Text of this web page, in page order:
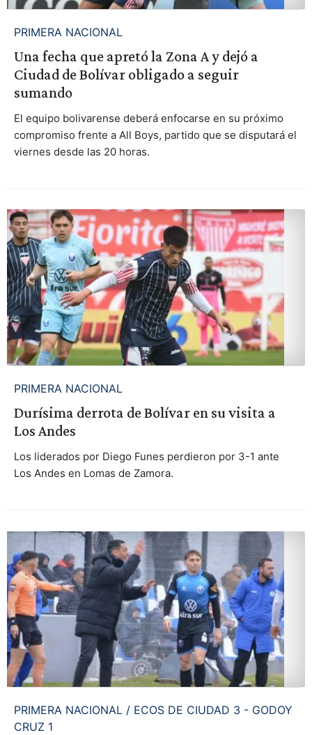
PRIMERA NACIONAL
Una fecha que apretó la Zona A y dejó a
Ciudad de Bolívar obligado a seguir
sumando
El equipo bolivarense deberá enfocarse en su próximo
compromiso frente a All Boys, partido que se disputará el
viernes desde las 20 horas.
PRIMERA NACIONAL
Durísima derrota de Bolívar en su visita a
Los Andes
Los liderados por Diego Funes perdieron por 3-1 ante
Los Andes en Lomas de Zamora.
PRIMERA NACIONAL / ECOS DE CIUDAD 3 - GODOY
CRUZ 1